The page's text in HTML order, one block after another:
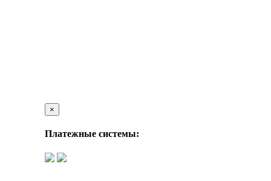
×
Платежные системы: